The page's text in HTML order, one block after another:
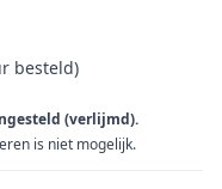
besteld)
(verlijmd).
is niet mogelijk.